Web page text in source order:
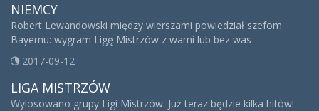
NIEMCY
Robert Lewandowski między wierszami powiedział szefom
Bayernu: wygram Ligę Mistrzów z wami lub bez was
2017-09-12
LIGA MISTRZÓW
Wylosowano grupy Ligi Mistrzów. Już teraz będzie kilka hitów!